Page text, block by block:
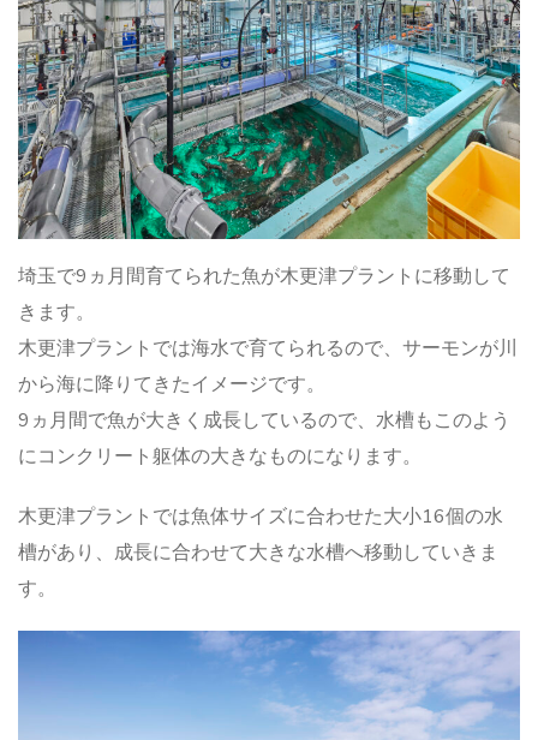
埼玉で9ヵ月間育てられた魚が木更津プラントに移動して
きます。
木更津プラントでは海水で育てられるので、サーモンが川
から海に降りてきたイメージです。
9ヵ月間で魚が大きく成長しているので、水槽もこのよう
にコンクリート躯体の大きなものになります。
木更津プラントでは魚体サイズに合わせた大小16個の水
槽があり、成長に合わせて大きな水槽へ移動していきま
す。